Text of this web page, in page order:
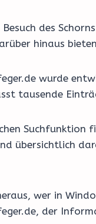
Besuch des
hinaus
wurde
tausende
Suchfunktion
übersichtlich
wer in
der